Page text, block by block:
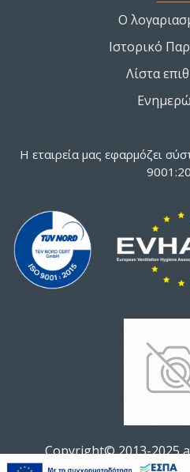
Ο
Ιστορικό
Λίστα
Η εταιρεία μας εφαρμόζει
Copyright© 2013-2025
ΦΊΛΤΡΟ